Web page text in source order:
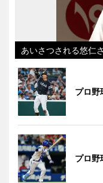
あいさつされる悠仁
プロ
プロ